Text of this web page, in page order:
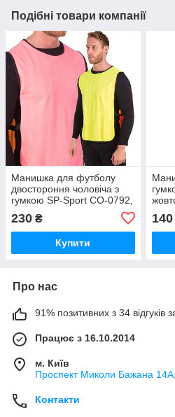
Подібні товари компанії
Манишка для футболу
двостороння чоловіча з
гумкою SP-Sport CO-0792,
230 ₴
Купити
(EU)
140
Про нас
91% позитивних з 34 відгуків
Працює з 16.10.2014
м. Київ
Проспект Миколи Бажана 14А,
Контакти